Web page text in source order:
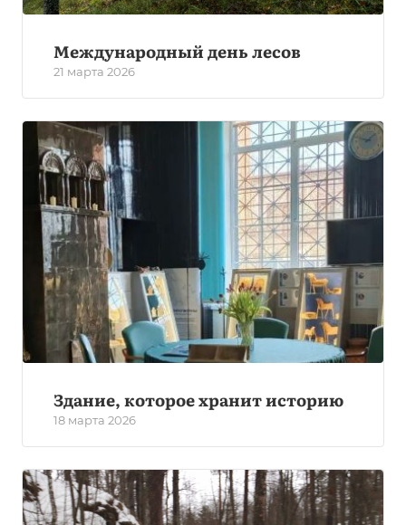
Международный день лесов
21 марта 2026
Здание, которое хранит историю
18 марта 2026